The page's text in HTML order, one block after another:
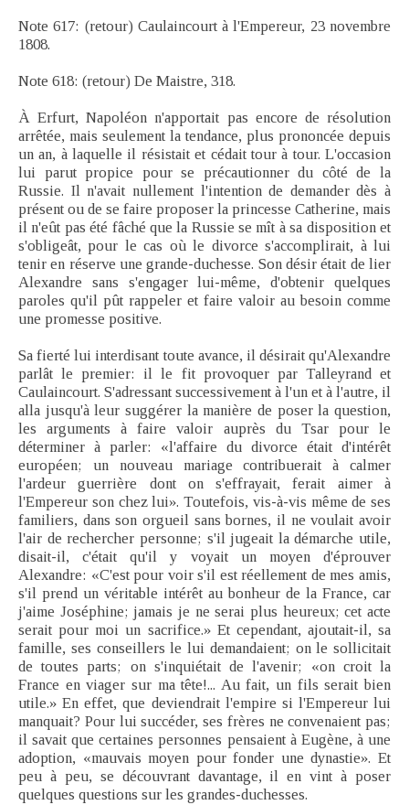
Note 617: (retour) Caulaincourt à l'Empereur, 23 novembre
1808.
Note 618: (retour) De Maistre, 318.
À Erfurt, Napoléon n'apportait pas encore de résolution
arrêtée, mais seulement la tendance, plus prononcée depuis
un an, à laquelle il résistait et cédait tour à tour. L'occasion
lui parut propice pour se précautionner du côté de la
Russie. Il n'avait nullement l'intention de demander dès à
présent ou de se faire proposer la princesse Catherine, mais
il n'eût pas été fâché que la Russie se mît à sa disposition et
s'obligeât, pour le cas où le divorce s'accomplirait, à lui
tenir en réserve une grande-duchesse. Son désir était de lier
Alexandre sans s'engager lui-même, d'obtenir quelques
paroles qu'il pût rappeler et faire valoir au besoin comme
une promesse positive.
Sa fierté lui interdisant toute avance, il désirait qu'Alexandre
parlât le premier: il le fit provoquer par Talleyrand et
Caulaincourt. S'adressant successivement à l'un et à l'autre, il
alla jusqu'à leur suggérer la manière de poser la question,
les arguments à faire valoir auprès du Tsar pour le
déterminer à parler: «l'affaire du divorce était d'intérêt
européen; un nouveau mariage contribuerait à calmer
l'ardeur guerrière dont on s'effrayait, ferait aimer à
l'Empereur son chez lui». Toutefois, vis-à-vis même de ses
familiers, dans son orgueil sans bornes, il ne voulait avoir
l'air de rechercher personne; s'il jugeait la démarche utile,
disait-il, c'était qu'il y voyait un moyen d'éprouver
Alexandre: «C'est pour voir s'il est réellement de mes amis,
s'il prend un véritable intérêt au bonheur de la France, car
j'aime Joséphine; jamais je ne serai plus heureux; cet acte
serait pour moi un sacrifice.» Et cependant, ajoutait-il, sa
famille, ses conseillers le lui demandaient; on le sollicitait
de toutes parts; on s'inquiétait de l'avenir; «on croit la
France en viager sur ma tête!... Au fait, un fils serait bien
utile.» En effet, que deviendrait l'empire si l'Empereur lui
manquait? Pour lui succéder, ses frères ne convenaient pas;
il savait que certaines personnes pensaient à Eugène, à une
adoption, «mauvais moyen pour fonder une dynastie». Et
peu à peu, se découvrant davantage, il en vint à poser
quelques questions sur les grandes-duchesses.